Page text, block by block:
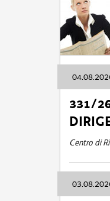
331/
Centro di